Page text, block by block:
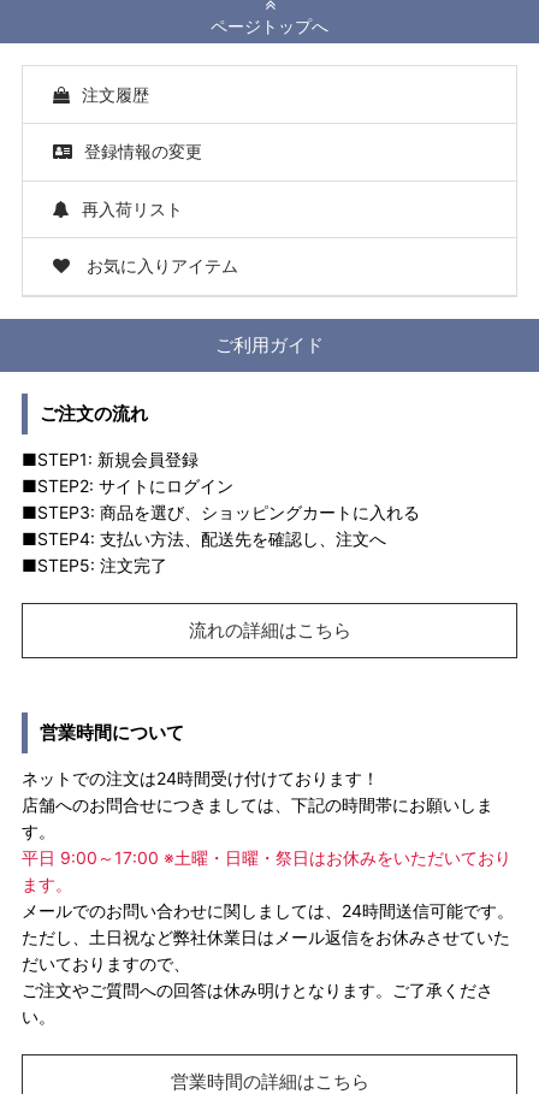
ページトップへ
注文履歴
登録情報の変更
再入荷リスト
お気に入りアイテム
ご利用ガイド
ご注文の流れ
■STEP1: 新規会員登録
■STEP2: サイトにログイン
■STEP3: 商品を選び、ショッピングカートに入れる
■STEP4: 支払い方法、配送先を確認し、注文へ
■STEP5: 注文完了
流れの詳細はこちら
営業時間について
ネットでの注文は24時間受け付けております！
店舗へのお問合せにつきましては、下記の時間帯にお願いしま
す。
平日 9:00～17:00 ※土曜・日曜・祭日はお休みをいただいており
ます。
メールでのお問い合わせに関しましては、24時間送信可能です。
ただし、土日祝など弊社休業日はメール返信をお休みさせていた
だいておりますので、
ご注文やご質問への回答は休み明けとなります。ご了承くださ
い。
営業時間の詳細はこちら